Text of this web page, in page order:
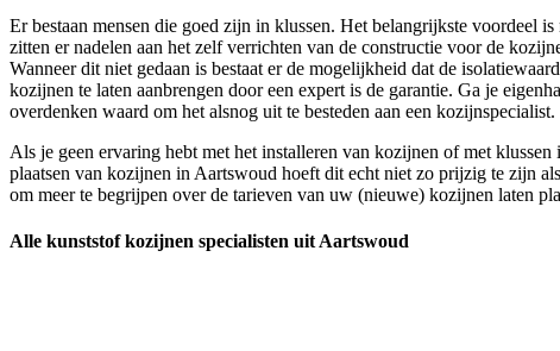
Er bestaan mensen die goed zijn in klussen. Het belangrijkste voordeel
zitten er nadelen aan het zelf verrichten van de constructie voor de
Wanneer dit niet gedaan is bestaat er de mogelijkheid dat de
kozijnen te laten aanbrengen door een expert is de garantie. Ga je
overdenken waard om het alsnog uit te besteden aan een kozijnspecialist.
Als je geen ervaring hebt met het installeren van kozijnen of met
plaatsen van kozijnen in Aartswoud hoeft dit echt niet zo prijzig te zijn
om meer te begrijpen over de tarieven van uw (nieuwe) kozijnen laten
Alle kunststof kozijnen specialisten uit Aartswoud